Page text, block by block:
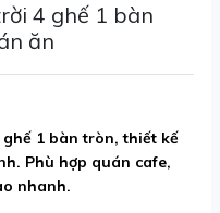
4 ghế 1 bàn
ăn
1 bàn tròn, thiết kế
Phù hợp quán cafe,
nhanh.